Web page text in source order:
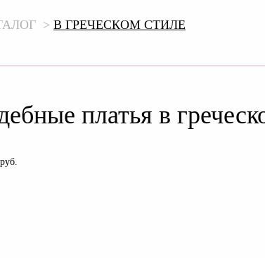
В ГРЕЧЕСКОМ СТИЛЕ
платья в
руб.